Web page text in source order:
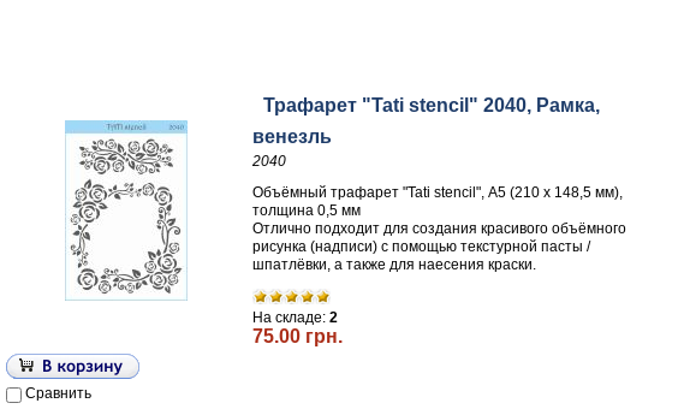
Трафарет "Tati stencil" 2040, Рамка,
венезль
2040
Объёмный трафарет "Tati stencil", А5 (210 х 148,5 мм),
толщина 0,5 мм
Отлично подходит для создания красивого объёмного
рисунка (надписи) с помощью текстурной пасты /
шпатлёвки, а также для наесения краски.
На складе: 2
75.00 грн.
Сравнить